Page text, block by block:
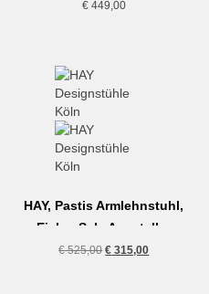
€449,00
HAY, Pastis Armlehnstuhl,
Eiche, Sale Aussteller
€525,00Ursprünglicher
€ 315,00Aktueller